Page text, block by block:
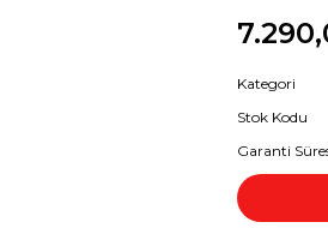
Kategori
Stok Kodu
Garanti